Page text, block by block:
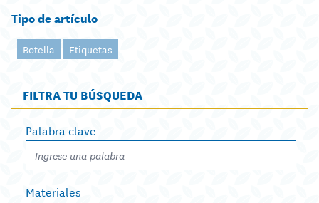
Tipo de artículo
Botella Etiquetas
FILTRA TU BÚSQUEDA
Palabra clave
Materiales